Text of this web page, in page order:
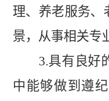
理、养老服务、
景，从事相关专
3.具有良好
中能够做到遵